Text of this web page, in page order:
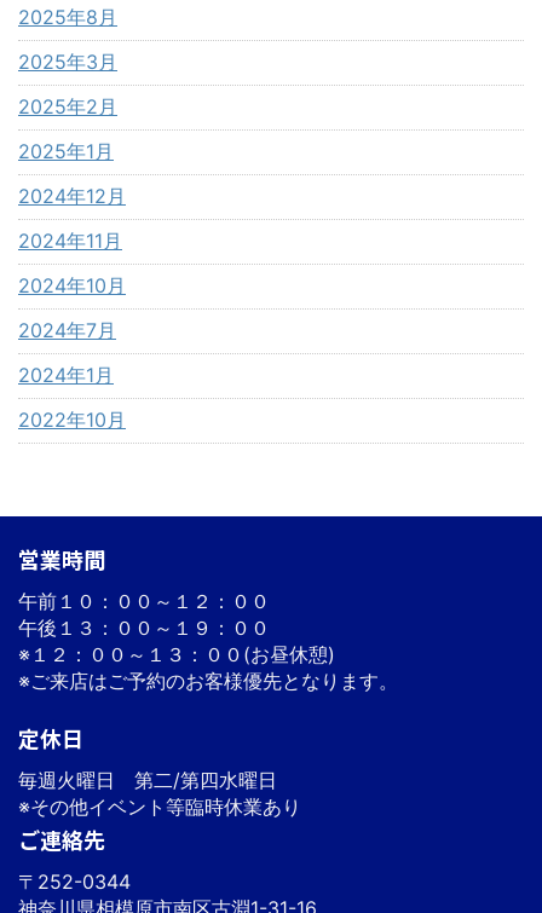
2025年8月
2025年3月
2025年2月
2025年1月
2024年12月
2024年11月
2024年10月
2024年7月
2024年1月
2022年10月
営業時間
午前１０：００～１２：００
午後１３：００～１９：００
※１２：００～１３：００(お昼休憩)
※ご来店はご予約のお客様優先となります。
定休日
毎週火曜日 第二/第四水曜日
※その他イベント等臨時休業あり
ご連絡先
〒252-0344
神奈川県相模原市南区古淵1-31-16